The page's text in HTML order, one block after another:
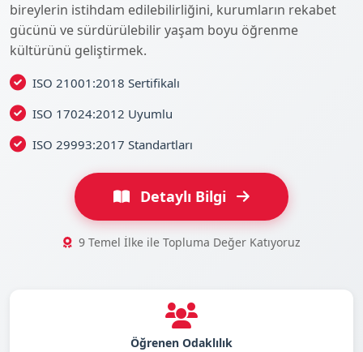
bireylerin istihdam edilebilirliğini, kurumların rekabet
gücünü ve sürdürülebilir yaşam boyu öğrenme
kültürünü geliştirmek.
ISO 21001:2018 Sertifikalı
ISO 17024:2012 Uyumlu
ISO 29993:2017 Standartları
Detaylı Bilgi
9 Temel İlke ile Topluma Değer Katıyoruz
Öğrenen Odaklılık